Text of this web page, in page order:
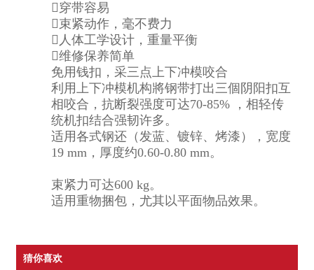
穿带容易
束紧动作，毫不费力
人体工学设计，重量平衡
维修保养简单
免用钱扣，采三点上下冲模咬合
利用上下冲模机构將钢带打出三個阴阳扣互
相咬合，抗断裂强度可达70-85% ，相轻传
统机扣结合强韧许多。
适用各式钢还（发蓝、镀锌、烤漆），宽度
19 mm，厚度约0.60-0.80 mm。
束紧力可达600 kg。
适用重物捆包，尤其以平面物品效果。
猜你喜欢